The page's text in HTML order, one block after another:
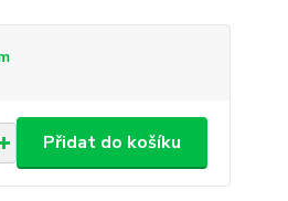
Přidat do košíku